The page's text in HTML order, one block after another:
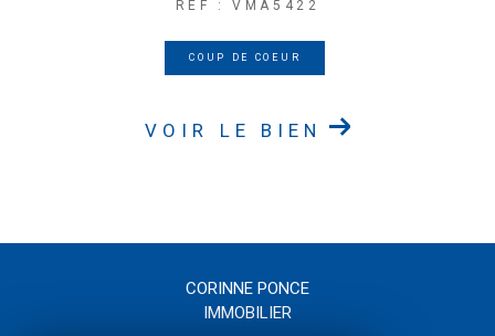
REF : VMA5422
COUP DE COEUR
VOIR LE BIEN
CORINNE PONCE
IMMOBILIER